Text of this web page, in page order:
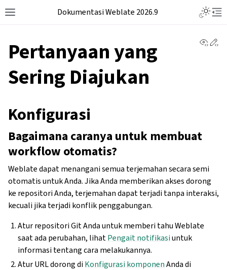
Dokumentasi Weblate 2026.9
Pertanyaan yang
Sering Diajukan
Konfigurasi
Bagaimana caranya untuk membuat
workflow otomatis?
Weblate dapat menangani semua terjemahan secara semi
otomatis untuk Anda. Jika Anda memberikan akses dorong
ke repositori Anda, terjemahan dapat terjadi tanpa interaksi,
kecuali jika terjadi konflik penggabungan.
Atur repositori Git Anda untuk memberi tahu Weblate
saat ada perubahan, lihatPengait notifikasiuntuk
informasi tentang cara melakukannya.
Atur URL dorong diKonfigurasi komponenAnda di